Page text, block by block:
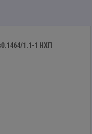
1.1-1 НХП